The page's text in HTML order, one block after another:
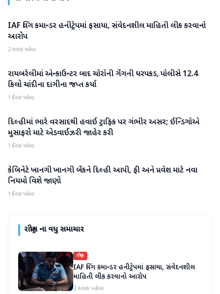
રાષ્ટ્રીય
IAF વિંગ કમાન્ડર હનીટ્રેપમાં ફસાયા, સંવેદનશીલ માહિતી લીક કરવાનો
આરોપ
2 કલાક પહેલા
રાષ્ટ્રીય
રાયબરેલીમાં એન્કાઉન્ટર બાદ ચોરોની ગેંગની ધરપકડ, પોલીસે 12.4
કિલો ચાંદીના દાગીના જપ્ત કર્યા
1 દિવસ પહેલા
રાષ્ટ્રીય
દિલ્હીમાં ભારે વરસાદથી હવાઈ ટ્રાફિક પર ગંભીર અસર; ઈન્ડિગોએ
મુસાફરો માટે એડવાઈઝરી જાહેર કરી
1 દિવસ પહેલા
રાષ્ટ્રીય
કેબિનેટે ખાનગી ખાનગી બેંકને દિલ્હી આપી, ફી અને પ્રવેશ માટે નવા
નિયમો વિશે જાણો
1 દિવસ પહેલા
રાષ્ટ્રીયના વધુ સમાચાર
રાષ્ટ્રીય
IAF વિંગ કમાન્ડર હનીટ્રેપમાં ફસાયા, સંવેદનશીલ
માહિતી લીક કરવાનો આરોપ
2 કલાક પહેલા